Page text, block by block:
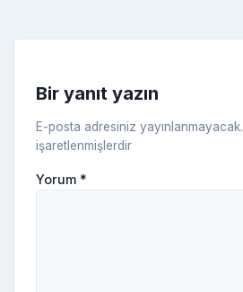
ki
Bir yanıt yazın
E-posta adresiniz yayınlanmayacak.
işaretlenmişlerdir
Yorum *